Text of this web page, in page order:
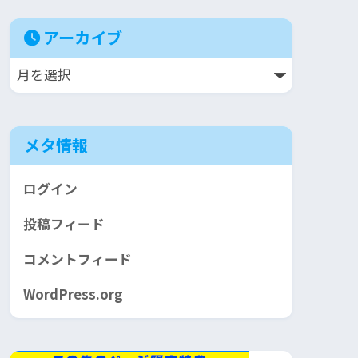
アーカイブ
メタ情報
ログイン
投稿フィード
コメントフィード
WordPress.org